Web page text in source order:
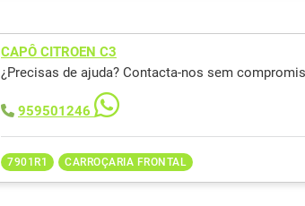
CAPÔ CITROEN C3
¿Precisas de ajuda? Contacta-nos sem
959501246
7901R1 CARROÇARIA FRONTAL